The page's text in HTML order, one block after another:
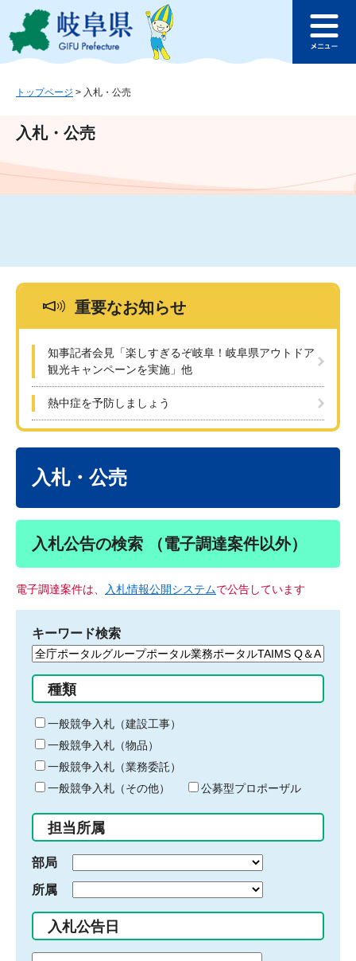
ジ
ュ
文
このページの本文へ
ュ
トップページ > 入札・公売
入札・公売
重要なお知らせ
知事記者会見「楽しすぎるぞ岐阜！岐阜県アウトドア
観光キャンペーンを実施」他
熱中症を予防しましょう
入札・公売
入札公告の検索 （電子調達案件以外）
電子調達案件は、 入札情報公開システムで公告しています
キーワード検索
検
る
キ
ー
ワ
ー
ド
入
力
種類
一般競争入札（建設工事）
一般競争入札（物品）
一般競争入札（業務委託）
一般競争入札（その他）
公募型プロポーザル
担当所属
部局
所属
入札公告日